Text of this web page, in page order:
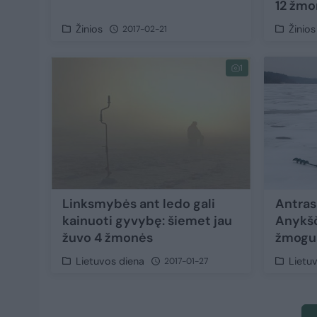
Žinios 2017-02-21
12
Žinios
1
Linksmybės ant ledo gali
kainuoti gyvybę: šiemet jau
žuvo 4 žmonės
Lietuvos diena 2017-01-27